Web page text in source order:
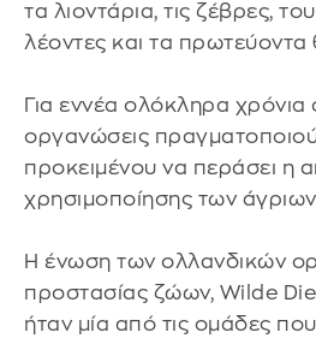
τα λιοντάρια, τις ζέβρες,
λέοντες και τα πρωτεύοντα
Για εννέα ολόκληρα χρόνια
οργανώσεις
προκειμένου να περάσει η
χρησιμοποίησης των
Η ένωση των ολλανδικών
προστασίας ζώων, Wilde
ήταν μία από τις ομάδες